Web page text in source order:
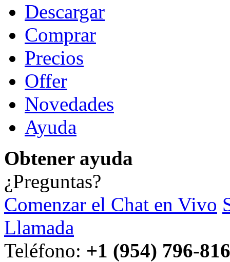
Descargar
Comprar
Precios
Offer
Novedades
Ayuda
Obtener ayuda
¿Preguntas?
Comenzar el Chat en Vivo
Llamada
Teléfono: +1 (954) 796-